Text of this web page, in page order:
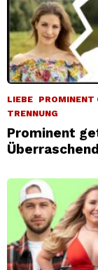
LIEBE PROMINENT
TRENNUNG
Prominent